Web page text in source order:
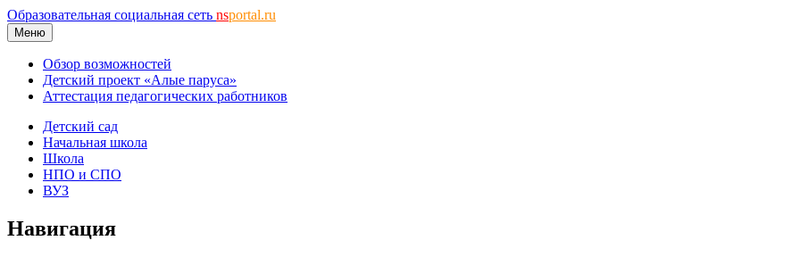
Образовательная социальная сеть nsportal.ru
Меню
Обзор возможностей
Детский проект «Алые паруса»
Аттестация педагогических работников
Детский сад
Начальная школа
Школа
НПО и СПО
ВУЗ
Навигация